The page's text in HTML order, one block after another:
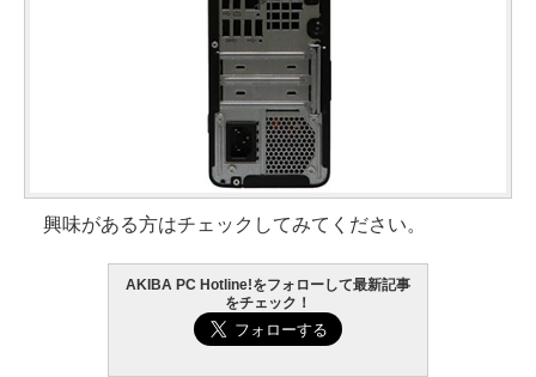
興味がある方はチェックしてみてください。
AKIBA PC Hotline!をフォローして最新記事
をチェック！